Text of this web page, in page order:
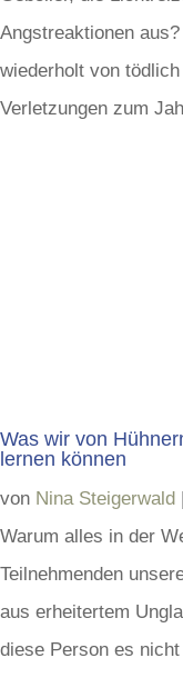
Angstreaktionen
wiederholt von
Verletzungen zum
Was wir von
lernen können
von Nina Steigerwald |
Warum alles in der
Teilnehmenden
aus erheitertem
diese Person es